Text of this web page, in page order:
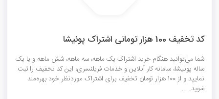
کد تخفیف 100 هزار تومانی اشتراک پونیشا
شما می‌توانید هنگام خرید اشتراک یک ماهه، سه ماهه، شش ماهه و یا یک
ساله پونیشا، سامانه کار آنلاین و خدمات فریلنسری، این کد تخفیف را ثبت
نمایید و از 100 هزار تومان تخفیف برای اشتراک موردنظر خود بهره‌مند
شوید. ...